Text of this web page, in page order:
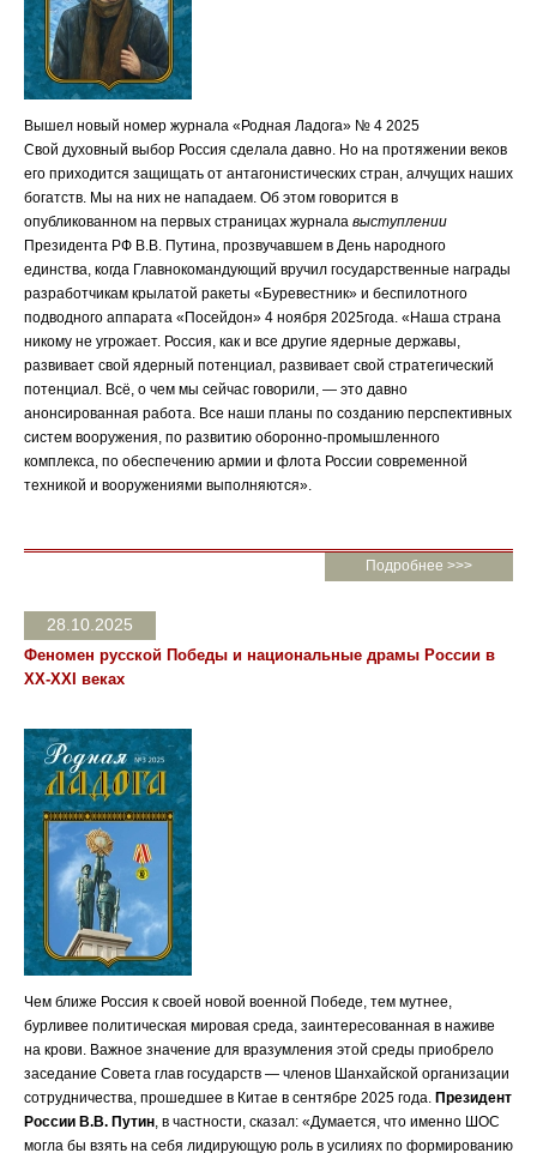
Вышел новый номер журнала «Родная Ладога» № 4 2025
Свой духовный выбор Россия сделала давно. Но на протяжении веков
его приходится защищать от антагонистических стран, алчущих наших
богатств. Мы на них не нападаем. Об этом говорится в
опубликованном на первых страницах журнала выступлении
Президента РФ В.В. Путина, прозвучавшем в День народного
единства, когда Главнокомандующий вручил государственные награды
разработчикам крылатой ракеты «Буревестник» и беспилотного
подводного аппарата «Посейдон» 4 ноября 2025года. «Наша страна
никому не угрожает. Россия, как и все другие ядерные державы,
развивает свой ядерный потенциал, развивает свой стратегический
потенциал. Всё, о чем мы сейчас говорили, — это давно
анонсированная работа. Все наши планы по созданию перспективных
систем вооружения, по развитию оборонно-промышленного
комплекса, по обеспечению армии и флота России современной
техникой и вооружениями выполняются».
Подробнее >>>
28.10.2025
Феномен русской Победы и национальные драмы России в
XX-XXI веках
Чем ближе Россия к своей новой военной Победе, тем мутнее,
бурливее политическая мировая среда, заинтересованная в наживе
на крови. Важное значение для вразумления этой среды приобрело
заседание Совета глав государств — членов Шанхайской организации
сотрудничества, прошедшее в Китае в сентябре 2025 года. Президент
России В.В. Путин, в частности, сказал: «Думается, что именно ШОС
могла бы взять на себя лидирующую роль в усилиях по формированию